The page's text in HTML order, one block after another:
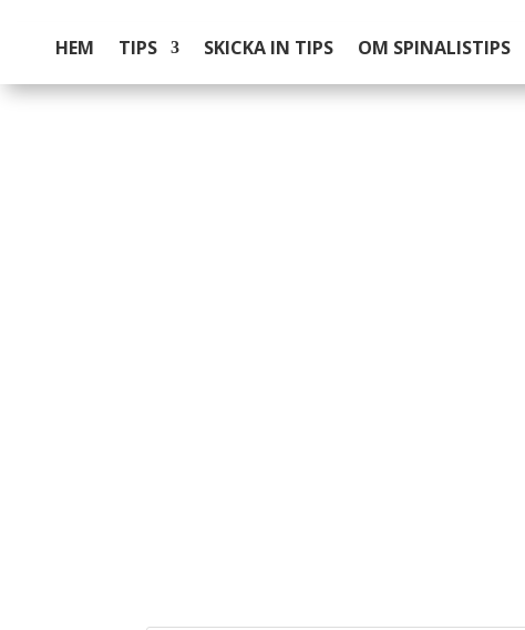
HEM TIPS SKICKA IN TIPS OM SPINALISTIPS